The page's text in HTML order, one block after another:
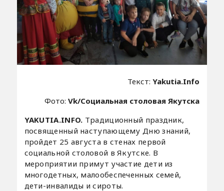
Текст:Yakutia.Info
Фото:Vk/Социальная столовая Якутска
YAKUTIA.INFO. Традиционный праздник,
посвященный наступающему Дню знаний,
пройдет 25 августа в стенах первой
социальной столовой в Якутске. В
мероприятии примут участие дети из
многодетных, малообеспеченных семей,
дети-инвалиды и сироты.